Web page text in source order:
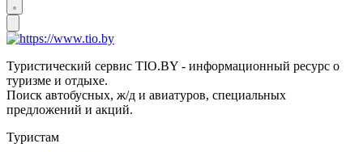
Туристический сервис TIO.BY - информационный ресурс о
туризме и отдыхе.
Поиск автобусных, ж/д и авиатуров, специальных
предложений и акций.
Туристам